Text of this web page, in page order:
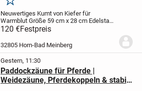
Merken
Neuwertiges Kumt von Kiefer für
Warmblut Größe 59 cm x 28 cm Edelstahl
rahmen. Es handelt sich um ein
englisches prunkkumte in top Zustand ein
zweites etwas kleiner ist auch vorhanden
120 €Festpreis
32805 Horn-Bad Meinberg
Gestern, 11:30
Paddockzäune für Pferde |
Weidezäune, Pferdekoppeln & stabile